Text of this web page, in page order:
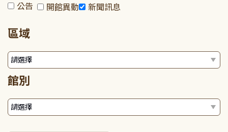
公告 開館異動 新聞訊息
區域
館別